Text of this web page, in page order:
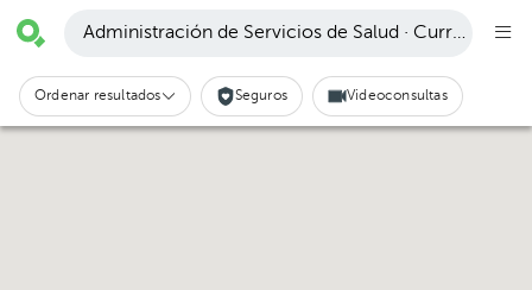
Administración de Servicios de Salud · Curridabat
Ordenar resultados Seguros Videoconsultas